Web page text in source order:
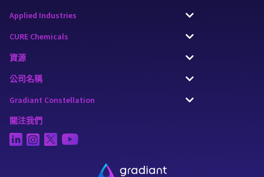
Applied Industries
CURE Chemicals
資源
公司名稱
Gradiant Constellation
關注我們